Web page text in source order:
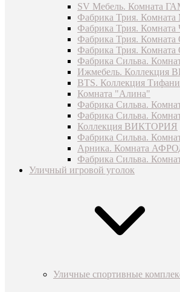
SV Мебель. Комната
Фабрика Трия.
Фабрика Трия.
Фабрика Трия.
Фабрика Трия.
Фабрика Сильва.
Ижмебель. Коллекция
BTS. Коллекция Тифани
Комната "Алина"
Фабрика Сильва.
Фабрика Сильва.
Коллекция ВИКТОРИЯ
Фабрика Сильва.
Арника. Комната
Фабрика Сильва.
Уличный игровой уголок
Уличные спортивные